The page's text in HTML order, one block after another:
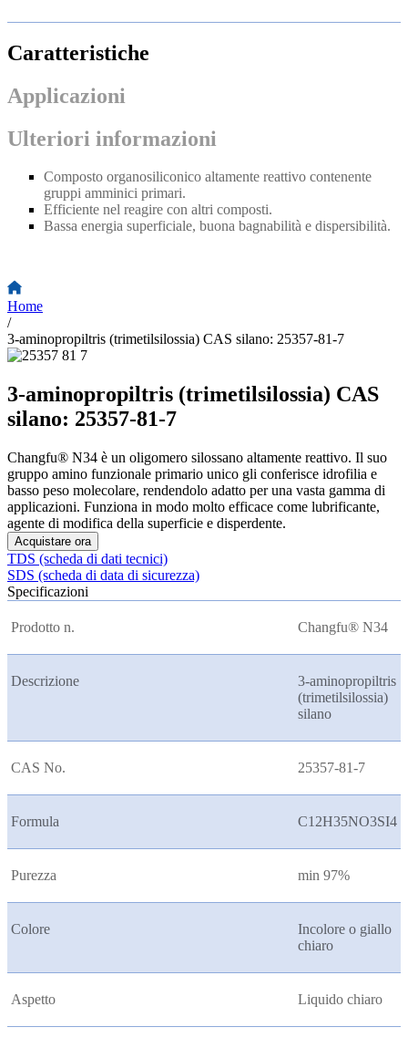
Caratteristiche
Applicazioni
Ulteriori informazioni
Composto organosiliconico altamente reattivo contenente
gruppi amminici primari.
Efficiente nel reagire con altri composti.
Bassa energia superficiale, buona bagnabilità e dispersibilità.
Home
/
3-aminopropiltris (trimetilsilossia) CAS silano: 25357-81-7
3-aminopropiltris (trimetilsilossia) CAS
silano: 25357-81-7
Changfu® N34 è un oligomero silossano altamente reattivo. Il suo
gruppo amino funzionale primario unico gli conferisce idrofilia e
basso peso molecolare, rendendolo adatto per una vasta gamma di
applicazioni. Funziona in modo molto efficace come lubrificante,
agente di modifica della superficie e disperdente.
Acquistare ora
TDS (scheda di dati tecnici)
SDS (scheda di data di sicurezza)
Specificazioni
Prodotto n. Changfu® N34
Descrizione
3-aminopropiltris
(trimetilsilossia)
silano
CAS No. 25357-81-7
Formula C12H35NO3SI4
Purezza min 97%
Colore
Incolore o giallo
chiaro
Aspetto Liquido chiaro